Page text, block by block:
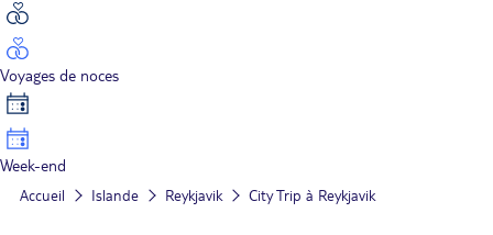
Voyages de noces
Week-end
Accueil Islande Reykjavik City Trip à Reykjavik